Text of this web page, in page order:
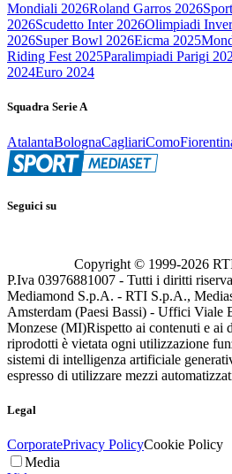
Mondiali 2026Roland Garros 2026
2026Scudetto Inter 2026Olimpiadi
2026Super Bowl 2026Eicma 2025
Riding Fest 2025Paralimpiadi Parigi
2024Euro 2024
Squadra Serie A
AtalantaBolognaCagliariComo
Seguici su
Copyright © 1999-2026
P.Iva 03976881007 - Tutti i diritti
Mediamond S.p.A. - RTI S.p.A.,
Amsterdam (Paesi Bassi) - Uffici Viale
Monzese (MI)Rispetto ai contenuti e ai
riprodotti è vietata ogni utilizzazione
sistemi di intelligenza artificiale
espresso di utilizzare mezzi
Legal
CorporatePrivacy PolicyCookie Policy
Media